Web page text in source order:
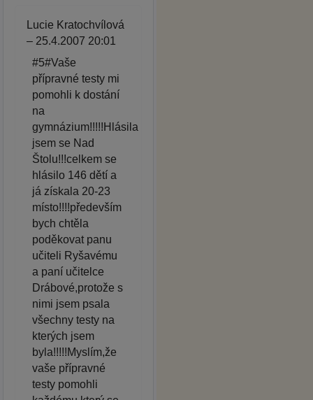
Lucie Kratochvílová
– 25.4.2007 20:01
#5#Vaše
přípravné testy mi
pomohli k dostání
na
gymnázium!!!!!Hlásila
jsem se Nad
Štolu!!!celkem se
hlásilo 146 dětí a
já získala 20-23
místo!!!!především
bych chtěla
poděkovat panu
učiteli Ryšavému
a paní učitelce
Drábové,protože s
nimi jsem psala
všechny testy na
kterých jsem
byla!!!!!Myslím,že
vaše přípravné
testy pomohli